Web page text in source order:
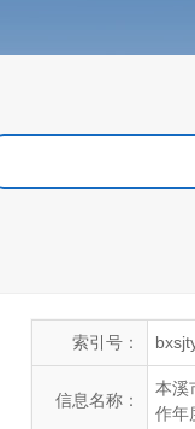
索引号：
信息名称：
本溪
作年